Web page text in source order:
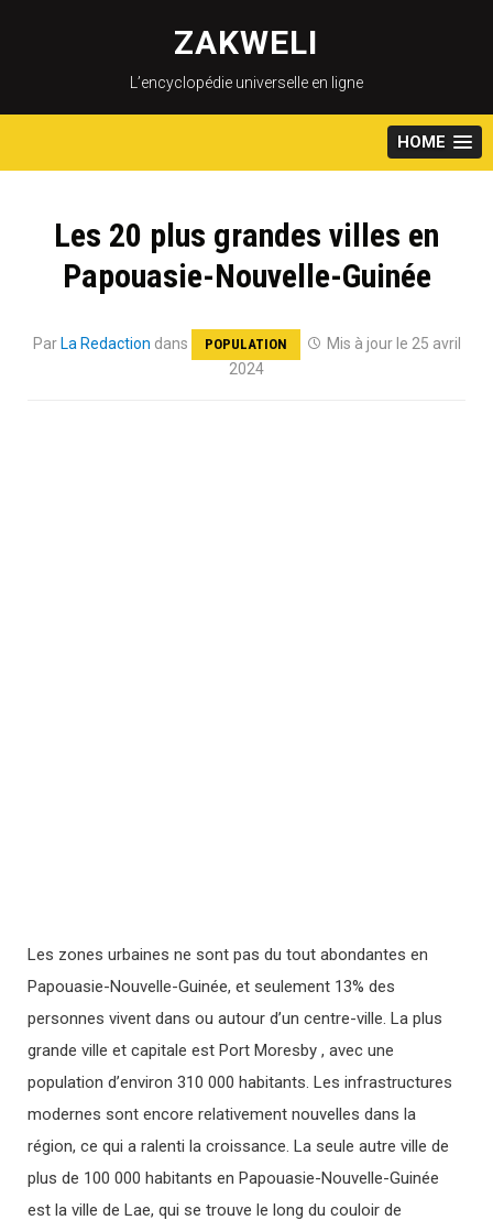
content
ZAKWELI
L’encyclopédie universelle en ligne
HOME
Les 20 plus grandes villes en
Papouasie-Nouvelle-Guinée
Par La Redaction dans POPULATION
Mis à jour le 25 avril
2024
Les zones urbaines ne sont pas du tout abondantes en
Papouasie-Nouvelle-Guinée, et seulement 13% des
personnes vivent dans ou autour d’un centre-ville. La plus
grande ville et capitale est Port Moresby , avec une
population d’environ 310 000 habitants. Les infrastructures
modernes sont encore relativement nouvelles dans la
région, ce qui a ralenti la croissance. La seule autre ville de
plus de 100 000 habitants en Papouasie-Nouvelle-Guinée
est la ville de Lae, qui se trouve le long du couloir de